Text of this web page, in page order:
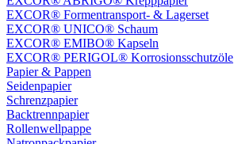
EXCOR® Formentransport- & Lagerset
EXCOR® UNICO® Schaum
EXCOR® EMIBO® Kapseln
EXCOR® PERIGOL® Korrosionsschutzöle
Papier & Pappen
Seidenpapier
Schrenzpapier
Backtrennpapier
Rollenwellpappe